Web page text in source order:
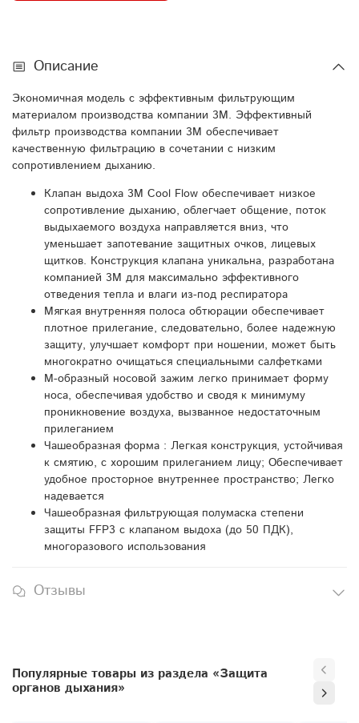
Описание
Экономичная модель с эффективным фильтрующим
материалом производства компании 3М. Эффективный
фильтр производства компании 3М обеспечивает
качественную фильтрацию в сочетании с низким
сопротивлением дыханию.
Клапан выдоха 3M Cool Flow обеспечивает низкое
сопротивление дыханию, облегчает общение, поток
выдыхаемого воздуха направляется вниз, что
уменьшает запотевание защитных очков, лицевых
щитков. Конструкция клапана уникальна, разработана
компанией 3М для максимально эффективного
отведения тепла и влаги из-под респиратора
Мягкая внутренняя полоса обтюрации обеспечивает
плотное прилегание, следовательно, более надежную
защиту, улучшает комфорт при ношении, может быть
многократно очищаться специальными салфетками
M-образный носовой зажим легко принимает форму
носа, обеспечивая удобство и сводя к минимуму
проникновение воздуха, вызванное недостаточным
прилеганием
Чашеобразная форма : Легкая конструкция, устойчивая
к смятию, с хорошим прилеганием лицу; Обеспечивает
удобное просторное внутреннее пространство; Легко
надевается
Чашеобразная фильтрующая полумаска степени
защиты FFP3 с клапаном выдоха (до 50 ПДК),
многоразового использования
Отзывы
Популярные товары из раздела «Защита
органов дыхания»